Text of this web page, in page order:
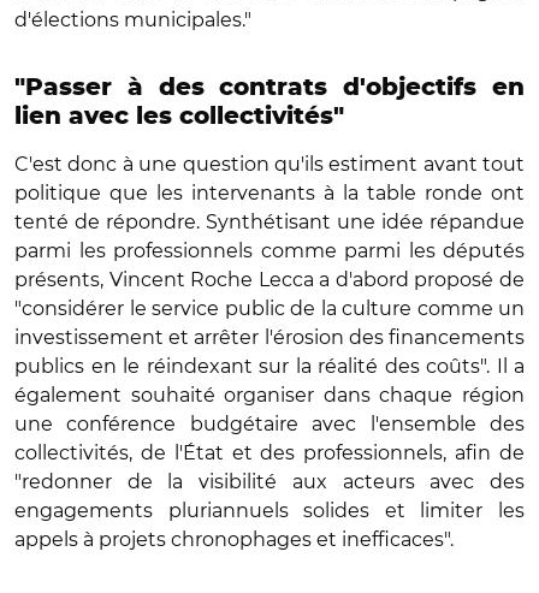
d'élections municipales."
"Passer à des contrats d'objectifs en
lien avec les collectivités"
C'est donc à une question qu'ils estiment avant tout
politique que les intervenants à la table ronde ont
tenté de répondre. Synthétisant une idée répandue
parmi les professionnels comme parmi les députés
présents, Vincent Roche Lecca a d'abord proposé de
"considérer le service public de la culture comme un
investissement et arrêter l'érosion des financements
publics en le réindexant sur la réalité des coûts". Il a
également souhaité organiser dans chaque région
une conférence budgétaire avec l'ensemble des
collectivités, de l'État et des professionnels, afin de
"redonner de la visibilité aux acteurs avec des
engagements pluriannuels solides et limiter les
appels à projets chronophages et inefficaces".